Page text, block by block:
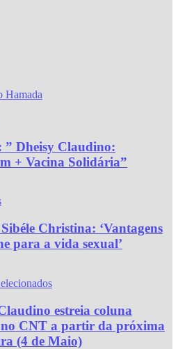
Hamada
” Dheisy Claudino:
+ Vacina Solidária”
Christina: ‘Vantagens
para a vida sexual’
estreia coluna
CNT a partir da próxima
(4 de Maio)